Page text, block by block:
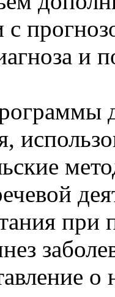
с
и
при